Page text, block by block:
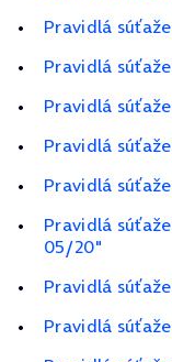
Pravidlá
Pravidlá
Pravidlá
Pravidlá
Pravidlá
Pravidlá
05/20"
Pravidlá
Pravidlá